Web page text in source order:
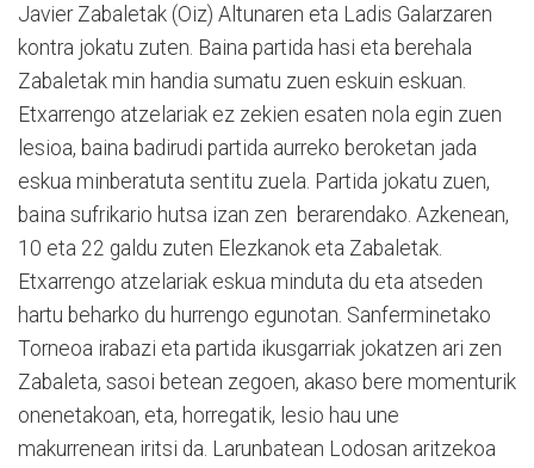
Javier Zabaletak (Oiz) Altunaren eta Ladis Galarzaren
kontra jokatu zuten. Baina partida hasi eta berehala
Zabaletak min handia sumatu zuen eskuin eskuan.
Etxarrengo atzelariak ez zekien esaten nola egin zuen
lesioa, baina badirudi partida aurreko beroketan jada
eskua minberatuta sentitu zuela. Partida jokatu zuen,
baina sufrikario hutsa izan zen berarendako. Azkenean,
10 eta 22 galdu zuten Elezkanok eta Zabaletak.
Etxarrengo atzelariak eskua minduta du eta atseden
hartu beharko du hurrengo egunotan. Sanferminetako
Torneoa irabazi eta partida ikusgarriak jokatzen ari zen
Zabaleta, sasoi betean zegoen, akaso bere momenturik
onenetakoan, eta, horregatik, lesio hau une
makurrenean iritsi da. Larunbatean Lodosan aritzekoa